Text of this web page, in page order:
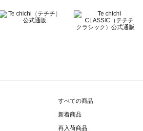
すべての商品
新着商品
再入荷商品